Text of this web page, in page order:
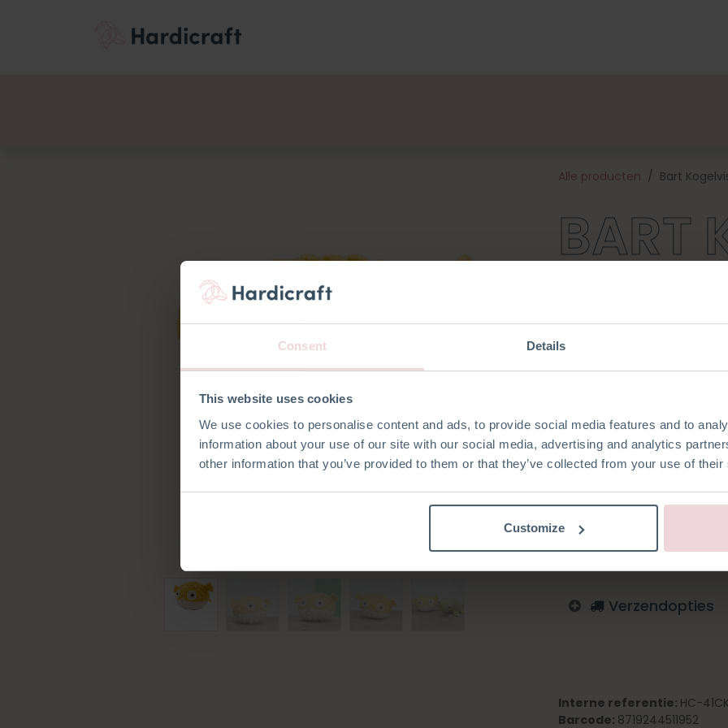
Consent Details
This website uses cookies
We use cookies to personalise content and ads, to provide social media features and to
information about your use of our site with our social media, advertising and analytics
other information that you’ve provided to them or that they’ve collected from your use of
Customize
Alle producten Bart
BART
Bart is onderdeel van onze
Olivia Octopus/ Willy
niet alleen schattig uit, maar
knuffelmaatje. Dit pakket
alle fournituren die nodig
Bart is ongeveer 17 cm in
Toevoegen aan verlanglijst
Log in om te bestellen
Engels
Verzendopties
Interne referentie: HC-
Barcode: 8719244511952